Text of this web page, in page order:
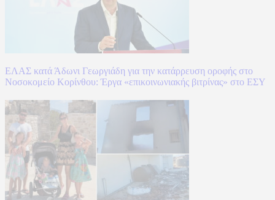
ΕΛΑΣ κατά Άδωνι Γεωργιάδη για την κατάρρευση οροφής στο
Νοσοκομείο Κορίνθου: Έργα «επικοινωνιακής βιτρίνας» στο ΕΣΥ